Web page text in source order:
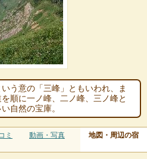
う意の「三峰」ともいわれ、ま
順に一ノ峰、二ノ峰、三ノ峰と
自然の宝庫。
ミ 動画・写真 地図・周辺の宿